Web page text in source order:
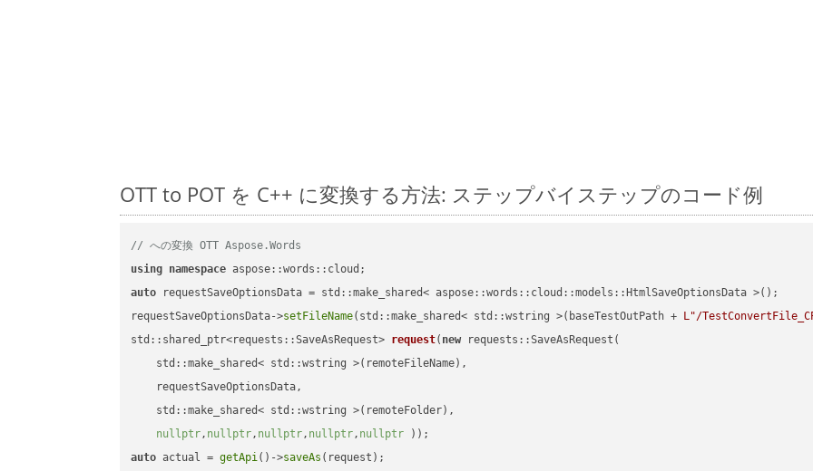
OTT to POT を C++ に変換する方法: ステップバイステップのコード例
// への変換 OTT Aspose.Words
using namespace
auto requestSaveOptionsData = std::make_shared< aspose::words::cloud::models::HtmlSaveOptionsData >();
requestSaveOptionsData->setFileName(std::make_shared< std::wstring >(baseTestOutPath + L"/
std::shared_ptr<requests::SaveAsRequest> request( new requests::SaveAsRequest(
    std::make_shared< std::wstring >(remoteFileName),
    requestSaveOptionsData,
    std::make_shared< std::wstring >(remoteFolder),
nullptr, nullptr, nullptr, nullptr, nullptr ))
auto actual = getApi()->saveAs (request);